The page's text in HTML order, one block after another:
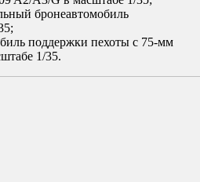
бронеавтомобиль
поддержки пехоты с 75-мм
1/35.